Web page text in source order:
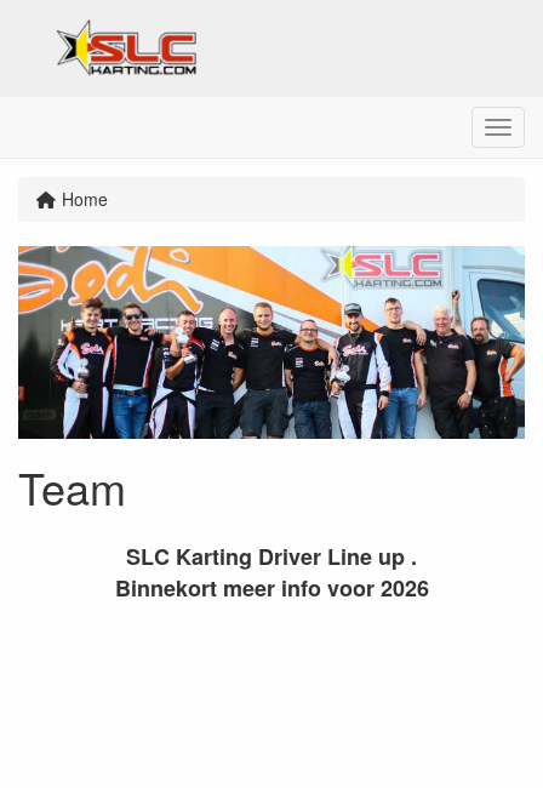
Menu
Home
Team
SLC Karting Driver Line up .
Binnekort meer info voor 2026